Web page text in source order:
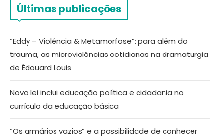
Últimas publicações
“Eddy – Violência & Metamorfose”: para além do
trauma, as microviolências cotidianas na dramaturgia
de Édouard Louis
Nova lei inclui educação política e cidadania no
currículo da educação básica
“Os armários vazios” e a possibilidade de conhecer